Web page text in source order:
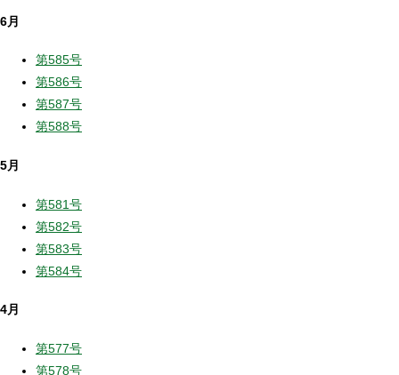
6月
第585号
第586号
第587号
第588号
5月
第581号
第582号
第583号
第584号
4月
第577号
第578号